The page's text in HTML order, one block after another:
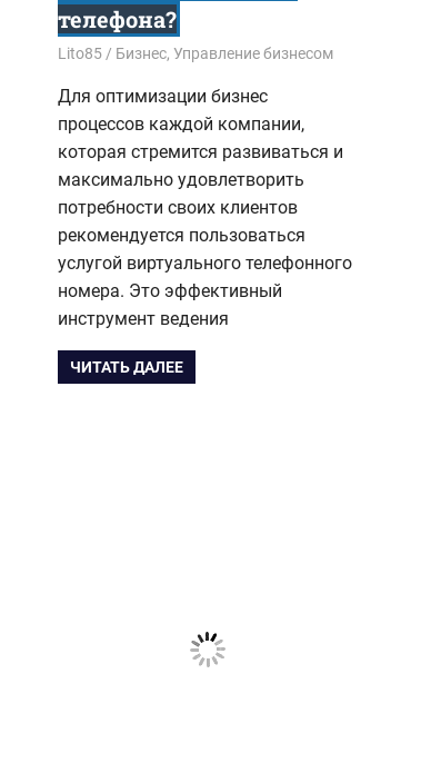
телефона?
31.12.2017
Lito85 Бизнес, Управление бизнесом
Для оптимизации бизнес
процессов каждой компании,
которая стремится развиваться и
максимально удовлетворить
потребности своих клиентов
рекомендуется пользоваться
услугой виртуального телефонного
номера. Это эффективный
инструмент ведения
ЧИТАТЬ ДАЛЕЕ